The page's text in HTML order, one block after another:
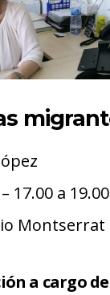
17.00 a
Montserrat
a cargo